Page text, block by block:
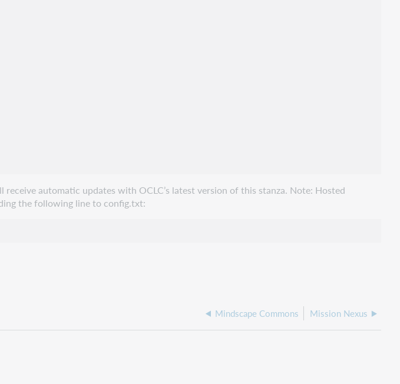
automatic updates with OCLC’s latest version of this stanza. Note: Hosted
the following line to config.txt:
Mindscape Commons Mission Nexus